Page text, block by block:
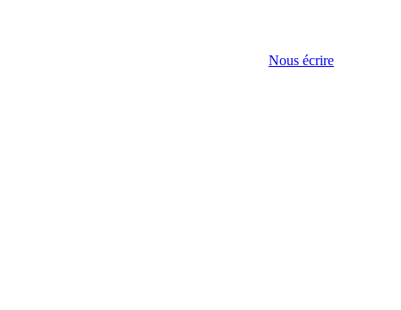
Nous écrire